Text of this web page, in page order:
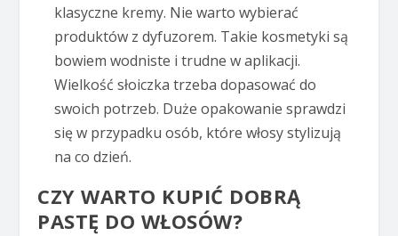
klasyczne kremy. Nie warto wybierać
produktów z dyfuzorem. Takie kosmetyki są
bowiem wodniste i trudne w aplikacji.
Wielkość słoiczka trzeba dopasować do
swoich potrzeb. Duże opakowanie sprawdzi
się w przypadku osób, które włosy stylizują
na co dzień.
CZY WARTO KUPIĆ DOBRĄ
PASTĘ DO WŁOSÓW?